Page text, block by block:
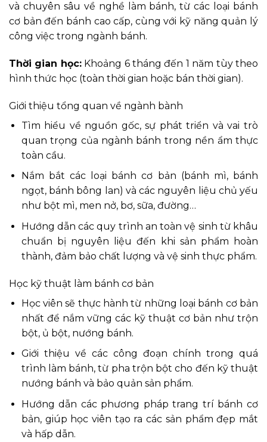
và chuyên sâu về nghề làm bánh, từ các loại bánh
cơ bản đến bánh cao cấp, cùng với kỹ năng quản lý
công việc trong ngành bánh.
Thời gian học:Khoảng 6 tháng đến 1 năm tùy theo
hình thức học (toàn thời gian hoặc bán thời gian).
Giới thiệu tổng quan về ngành bành
Tìm hiểu về nguồn gốc, sự phát triển và vai trò
quan trọng của ngành bánh trong nền ẩm thực
toàn cầu.
Nắm bắt các loại bánh cơ bản (bánh mì, bánh
ngọt, bánh bông lan) và các nguyên liệu chủ yếu
như bột mì, men nở, bơ, sữa, đường…
Hướng dẫn các quy trình an toàn vệ sinh từ khâu
chuẩn bị nguyên liệu đến khi sản phẩm hoàn
thành, đảm bảo chất lượng và vệ sinh thực phẩm.
Học kỹ thuật làm bánh cơ bản
Học viên sẽ thực hành từ những loại bánh cơ bản
nhất để nắm vững các kỹ thuật cơ bản như trộn
bột, ủ bột, nướng bánh.
Giới thiệu về các công đoạn chính trong quá
trình làm bánh, từ pha trộn bột cho đến kỹ thuật
nướng bánh và bảo quản sản phẩm.
Hướng dẫn các phương pháp trang trí bánh cơ
bản, giúp học viên tạo ra các sản phẩm đẹp mắt
và hấp dẫn.